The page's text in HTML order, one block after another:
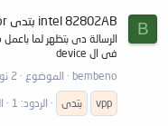
B intel 82802AB بتدى vpp range error
الرسالة دى بتظهر لما
فى ال device
bembeno
الموضوع 2 نوفمبر 2010
vpp
بتدى الردود: 1